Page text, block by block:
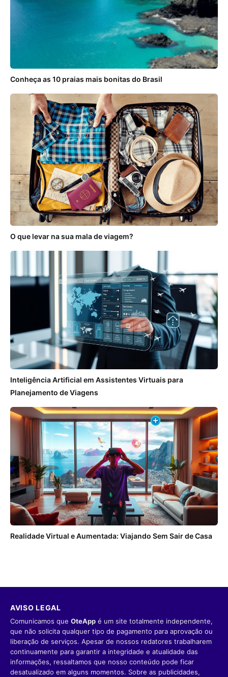
Conheça as 10 praias mais bonitas do Brasil
O que levar na sua mala de viagem?
Inteligência Artificial em Assistentes Virtuais para
Planejamento de Viagens
Realidade Virtual e Aumentada: Viajando Sem Sair de Casa
AVISO LEGAL
Comunicamos que OteApp é um site totalmente independente,
que não solicita qualquer tipo de pagamento para aprovação ou
liberação de serviços. Apesar de nossos redatores trabalharem
continuamente para garantir a integridade e atualidade das
informações, ressaltamos que nosso conteúdo pode ficar
desatualizado em alguns momentos. Sobre as publicidades,